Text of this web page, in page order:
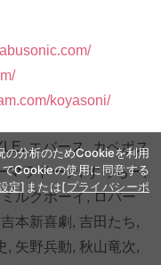
koyasoni/
,エバース,カベポス
マラドーナ,すっちー,
ミルクボーイ,ロバー
吉本新喜劇 , 吉田たち,
, ⽮野兵動, 秋山竜次,
の分析のためCookieを利用
Cookieの使用に同意する
定] または[プライバシーポ